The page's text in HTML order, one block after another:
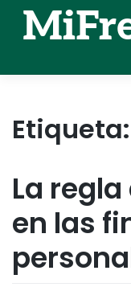
content
Etiqueta:
La
en las